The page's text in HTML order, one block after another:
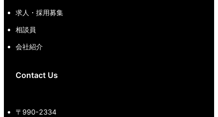
求人・採用募集
相談員
会社紹介
Contact Us
〒990-2334